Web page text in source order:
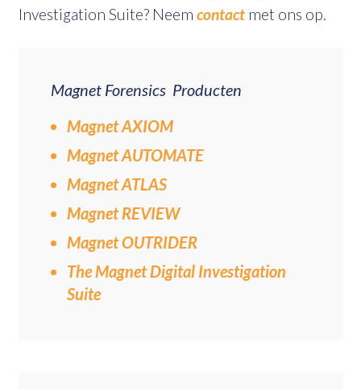
Investigation Suite? Neem contact met ons op.
Magnet Forensics Producten
Magnet AXIOM
Magnet AUTOMATE
Magnet ATLAS
Magnet REVIEW
Magnet OUTRIDER
The Magnet Digital Investigation
Suite